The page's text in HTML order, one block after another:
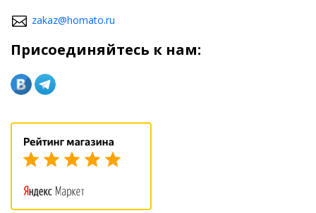
zakaz@homato.ru
Присоединяйтесь к нам: